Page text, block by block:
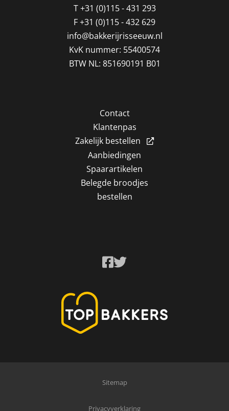
T+31 (0)115 - 431 293
F+31 (0)115 - 432 629
info@bakkerijrisseeuw.nl
KvK nummer: 55400574
BTW NL: 851690191 B01
Contact
Klantenpas
Zakelijk bestellen
Aanbiedingen
Spaarartikelen
Belegde broodjes
bestellen
Sitemap
Privacyverklaring